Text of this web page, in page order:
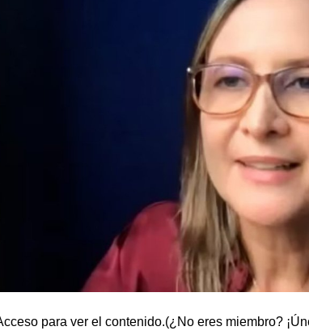
para ver el contenido.(¿No eres miembro?